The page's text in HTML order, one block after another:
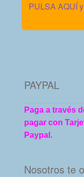
PULSA AQUÍ
PAYPAL
Paga a través
pagar con
Paypal.
Nosotros te